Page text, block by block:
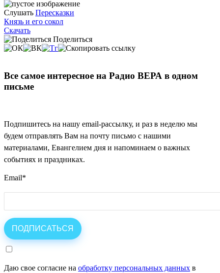
Слушать Пересказки
Князь и его сокол
Скачать
Поделиться
Все самое интересное на Радио ВЕРА в одном
письме
Подпишитесь на нашу email-рассылку, и раз в неделю мы
будем отправлять Вам на почту письмо с нашими
материалами, Евангелием дня и напоминаем о важных
событиях и праздниках.
Email*
Даю свое согласие на обработку персональных данных в